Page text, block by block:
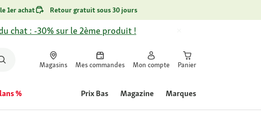
1er achat Retour gratuit sous 30 jours
chat : -30% sur le 2ème produit !
Magasins Mes commandes Mon compte Panier
% Prix Bas Magazine Marques